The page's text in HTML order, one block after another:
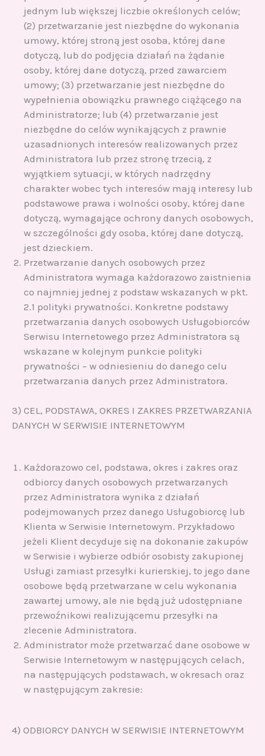
jednym lub większej liczbie określonych celów;
(2) przetwarzanie jest niezbędne do wykonania
umowy, której stroną jest osoba, której dane
dotyczą, lub do podjęcia działań na żądanie
osoby, której dane dotyczą, przed zawarciem
umowy; (3) przetwarzanie jest niezbędne do
wypełnienia obowiązku prawnego ciążącego na
Administratorze; lub (4) przetwarzanie jest
niezbędne do celów wynikających z prawnie
uzasadnionych interesów realizowanych przez
Administratora lub przez stronę trzecią, z
wyjątkiem sytuacji, w których nadrzędny
charakter wobec tych interesów mają interesy lub
podstawowe prawa i wolności osoby, której dane
dotyczą, wymagające ochrony danych osobowych,
w szczególności gdy osoba, której dane dotyczą,
jest dzieckiem.
Przetwarzanie danych osobowych przez
Administratora wymaga każdorazowo zaistnienia
co najmniej jednej z podstaw wskazanych w pkt.
2.1 polityki prywatności. Konkretne podstawy
przetwarzania danych osobowych Usługobiorców
Serwisu Internetowego przez Administratora są
wskazane w kolejnym punkcie polityki
prywatności – w odniesieniu do danego celu
przetwarzania danych przez Administratora.
3) CEL, PODSTAWA, OKRES I ZAKRES PRZETWARZANIA
DANYCH W SERWISIE INTERNETOWYM
Każdorazowo cel, podstawa, okres i zakres oraz
odbiorcy danych osobowych przetwarzanych
przez Administratora wynika z działań
podejmowanych przez danego Usługobiorcę lub
Klienta w Serwisie Internetowym. Przykładowo
jeżeli Klient decyduje się na dokonanie zakupów
w Serwisie i wybierze odbiór osobisty zakupionej
Usługi zamiast przesyłki kurierskiej, to jego dane
osobowe będą przetwarzane w celu wykonania
zawartej umowy, ale nie będą już udostępniane
przewoźnikowi realizującemu przesyłki na
zlecenie Administratora.
Administrator może przetwarzać dane osobowe w
Serwisie Internetowym w następujących celach,
na następujących podstawach, w okresach oraz
w następującym zakresie:
4) ODBIORCY DANYCH W SERWISIE INTERNETOWYM